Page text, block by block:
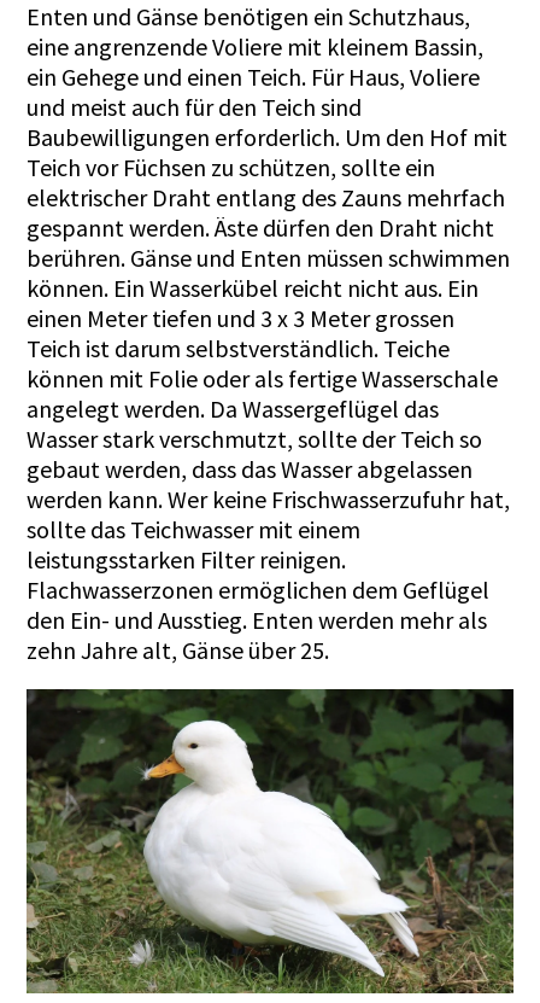
Enten und Gänse benötigen ein Schutzhaus,
eine angrenzende Voliere mit kleinem Bassin,
ein Gehege und einen Teich. Für Haus, Voliere
und meist auch für den Teich sind
Baubewilligungen erforderlich. Um den Hof mit
Teich vor Füchsen zu schützen, sollte ein
elektrischer Draht entlang des Zauns mehrfach
gespannt werden. Äste dürfen den Draht nicht
berühren. Gänse und Enten müssen schwimmen
können. Ein Wasserkübel reicht nicht aus. Ein
einen Meter tiefen und 3 x 3 Meter grossen
Teich ist darum selbstverständlich. Teiche
können mit Folie oder als fertige Wasserschale
angelegt werden. Da Wassergeflügel das
Wasser stark verschmutzt, sollte der Teich so
gebaut werden, dass das Wasser abgelassen
werden kann. Wer keine Frischwasserzufuhr hat,
sollte das Teichwasser mit einem
leistungsstarken Filter reinigen.
Flachwasserzonen ermöglichen dem Geflügel
den Ein- und Ausstieg. Enten werden mehr als
zehn Jahre alt, Gänse über 25.